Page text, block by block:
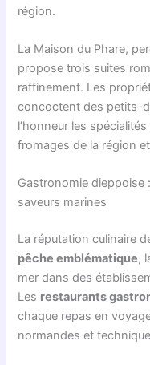
région.
La Maison du Phare,
propose trois suites
raffinement. Les
concoctent des petits-
l’honneur les
fromages de la région
Gastronomie
saveurs marines
La réputation culinaire
pêche emblématique,
mer dans des
Les restaurants
chaque repas en
normandes et